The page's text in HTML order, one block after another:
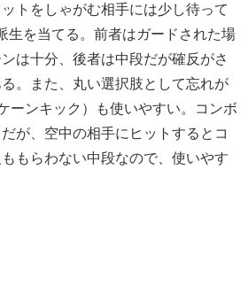
トをしゃがむ相手には少し待って
生を当てる。前者はガードされた場
は十分、後者は中段だが確反がさ
。また、丸い選択肢として忘れが
ーンキック）も使いやすい。コンボ
が、空中の相手にヒットするとコ
もらわない中段なので、使いやす